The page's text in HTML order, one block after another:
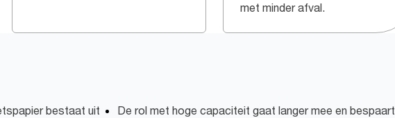
met minder afval.
bestaat uit
De rol met hoge capaciteit gaat langer mee en bespaart